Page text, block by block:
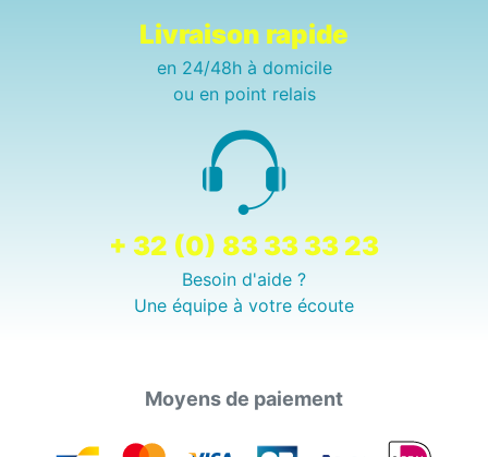
Livraison rapide
en 24/48h à domicile
ou en point relais
+ 32 (0) 83 33 33 23
Besoin d'aide ?
Une équipe à votre écoute
Moyens de paiement